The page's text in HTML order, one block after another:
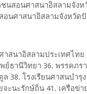
ชนสอนศาสนาอิสลามจังห
อนศาสนาอิสลามจังหวัด
าสนาอิสลามประเทศไท
ย์ธานีวิทยา 36. พรรคภร
38. โรงเรียนศาสนบำรุง
จะนะรักษ์ถิ่น 41. เครือข่า